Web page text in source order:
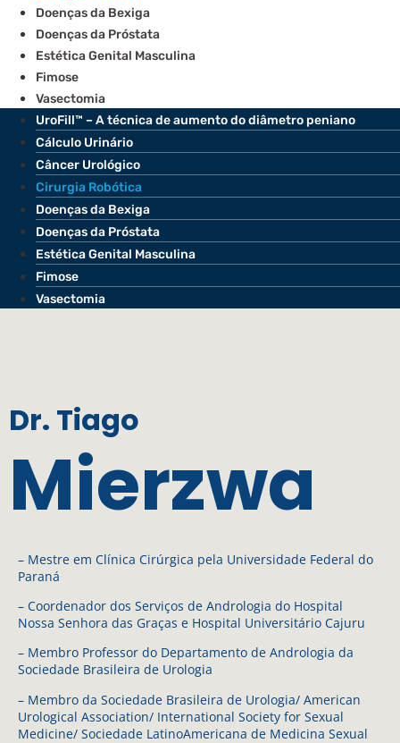
Doenças da Bexiga
Doenças da Próstata
Estética Genital Masculina
Fimose
Vasectomia
UroFill™ – A técnica de aumento do diâmetro peniano
Cálculo Urinário
Câncer Urológico
Cirurgia Robótica
Doenças da Bexiga
Doenças da Próstata
Estética Genital Masculina
Fimose
Vasectomia
Dr. Tiago
Mierzwa
– Mestre em Clínica Cirúrgica pela Universidade Federal do
Paraná
– Coordenador dos Serviços de Andrologia do Hospital
Nossa Senhora das Graças e Hospital Universitário Cajuru
– Membro Professor do Departamento de Andrologia da
Sociedade Brasileira de Urologia
– Membro da Sociedade Brasileira de Urologia/ American
Urological Association/ International Society for Sexual
Medicine/ Sociedade LatinoAmericana de Medicina Sexual